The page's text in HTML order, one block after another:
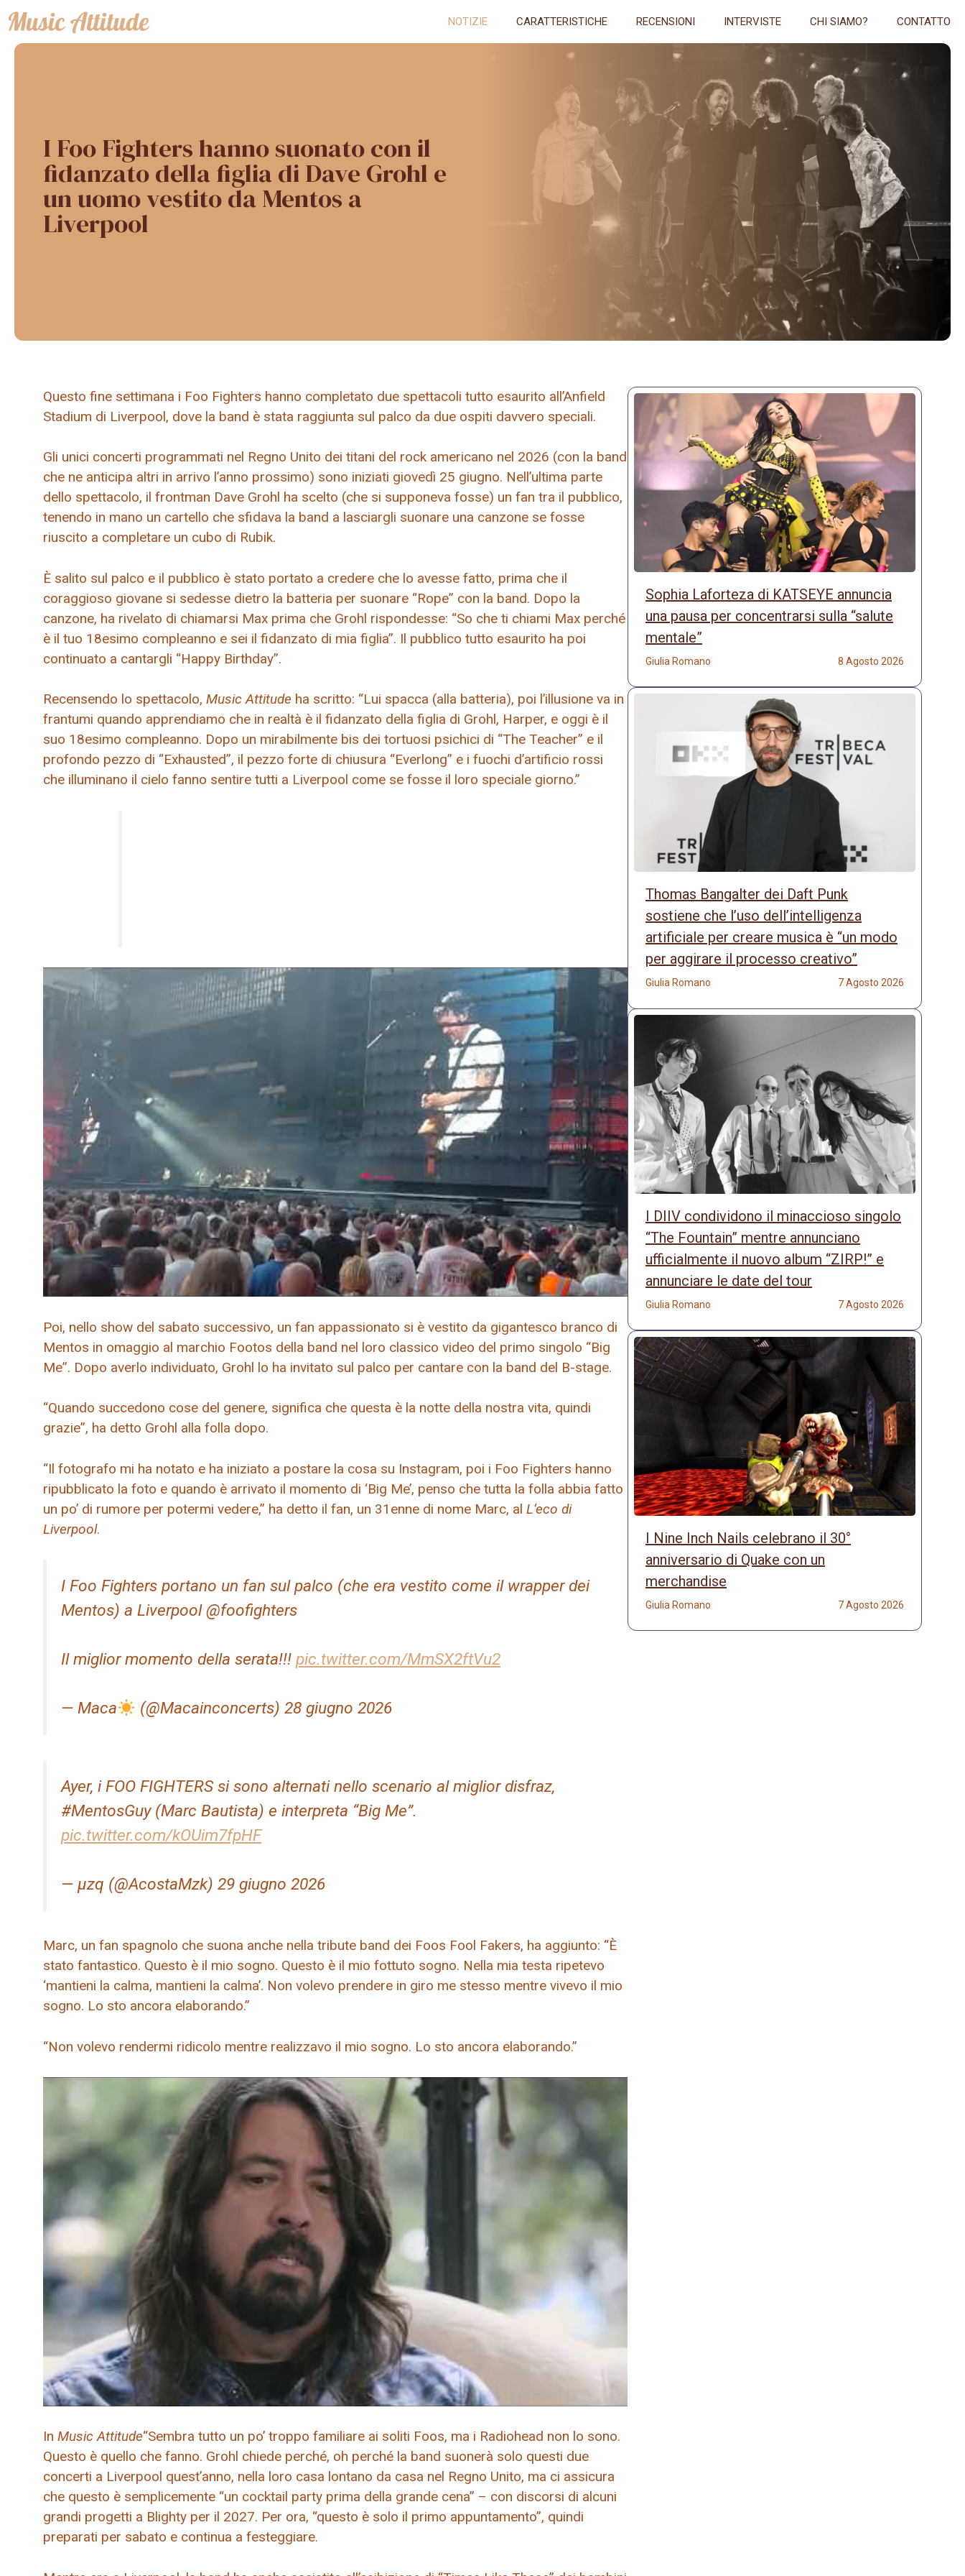
Vai
al
contenuto
NOTIZIE CARATTERISTICHE RECENSIONI INTERVISTE CHI SIAMO? CONTATTO
I Foo Fighters hanno suonato con il
fidanzato della figlia di Dave Grohl e
un uomo vestito da Mentos a
Liverpool
Questo fine settimana i Foo Fighters hanno completato due spettacoli tutto esaurito all’Anfield
Stadium di Liverpool, dove la band è stata raggiunta sul palco da due ospiti davvero speciali.
Gli unici concerti programmati nel Regno Unito dei titani del rock americano nel 2026 (con la band
che ne anticipa altri in arrivo l’anno prossimo) sono iniziati giovedì 25 giugno. Nell’ultima parte
dello spettacolo, il frontman Dave Grohl ha scelto (che si supponeva fosse) un fan tra il pubblico,
tenendo in mano un cartello che sfidava la band a lasciargli suonare una canzone se fosse
riuscito a completare un cubo di Rubik.
È salito sul palco e il pubblico è stato portato a credere che lo avesse fatto, prima che il
coraggioso giovane si sedesse dietro la batteria per suonare “Rope” con la band. Dopo la
canzone, ha rivelato di chiamarsi Max prima che Grohl rispondesse: “So che ti chiami Max perché
è il tuo 18esimo compleanno e sei il fidanzato di mia figlia”. Il pubblico tutto esaurito ha poi
continuato a cantargli “Happy Birthday”.
Recensendo lo spettacolo, Music Attitude ha scritto: “Lui spacca (alla batteria), poi l’illusione va in
frantumi quando apprendiamo che in realtà è il fidanzato della figlia di Grohl, Harper, e oggi è il
suo 18esimo compleanno. Dopo un mirabilmente bis dei tortuosi psichici di “The Teacher” e il
profondo pezzo di “Exhausted”, il pezzo forte di chiusura “Everlong” e i fuochi d’artificio rossi
che illuminano il cielo fanno sentire tutti a Liverpool come se fosse il loro speciale giorno.”
Poi, nello show del sabato successivo, un fan appassionato si è vestito da gigantesco branco di
Mentos in omaggio al marchio Footos della band nel loro classico video del primo singolo “Big
Me”. Dopo averlo individuato, Grohl lo ha invitato sul palco per cantare con la band del B-stage.
“Quando succedono cose del genere, significa che questa è la notte della nostra vita, quindi
grazie”, ha detto Grohl alla folla dopo.
“Il fotografo mi ha notato e ha iniziato a postare la cosa su Instagram, poi i Foo Fighters hanno
ripubblicato la foto e quando è arrivato il momento di ‘Big Me’, penso che tutta la folla abbia fatto
un po’ di rumore per potermi vedere,” ha detto il fan, un 31enne di nome Marc, al L’eco di
Liverpool.
I Foo Fighters portano un fan sul palco (che era vestito come il wrapper dei
Mentos) a Liverpool @foofighters
Il miglior momento della serata!!! pic.twitter.com/MmSX2ftVu2
— Maca (@Macainconcerts) 28 giugno 2026
Ayer, i FOO FIGHTERS si sono alternati nello scenario al miglior disfraz,
#MentosGuy (Marc Bautista) e interpreta “Big Me”.
pic.twitter.com/kOUim7fpHF
— µzq (@AcostaMzk) 29 giugno 2026
Marc, un fan spagnolo che suona anche nella tribute band dei Foos Fool Fakers, ha aggiunto: “È
stato fantastico. Questo è il mio sogno. Questo è il mio fottuto sogno. Nella mia testa ripetevo
‘mantieni la calma, mantieni la calma’. Non volevo prendere in giro me stesso mentre vivevo il mio
sogno. Lo sto ancora elaborando.”
“Non volevo rendermi ridicolo mentre realizzavo il mio sogno. Lo sto ancora elaborando.”
In Music Attitude“Sembra tutto un po’ troppo familiare ai soliti Foos, ma i Radiohead non lo sono.
Questo è quello che fanno. Grohl chiede perché, oh perché la band suonerà solo questi due
concerti a Liverpool quest’anno, nella loro casa lontano da casa nel Regno Unito, ma ci assicura
che questo è semplicemente “un cocktail party prima della grande cena” – con discorsi di alcuni
grandi progetti a Blighty per il 2027. Per ora, “questo è solo il primo appuntamento”, quindi
preparati per sabato e continua a festeggiare.
Sophia Laforteza di KATSEYE annuncia
una pausa per concentrarsi sulla “salute
mentale”
Giulia Romano 8 Agosto 2026
Thomas Bangalter dei Daft Punk
sostiene che l’uso dell’intelligenza
artificiale per creare musica è “un modo
per aggirare il processo creativo”
Giulia Romano 7 Agosto 2026
I DIIV condividono il minaccioso singolo
“The Fountain” mentre annunciano
ufficialmente il nuovo album “ZIRP!” e
annunciare le date del tour
Giulia Romano 7 Agosto 2026
I Nine Inch Nails celebrano il 30°
anniversario di Quake con un
merchandise
Giulia Romano 7 Agosto 2026